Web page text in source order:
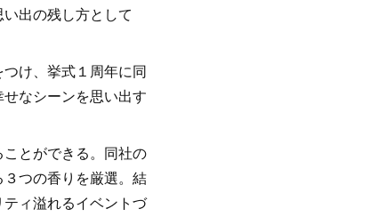
出の残し方として
け、挙式１周年に同
なシーンを思い出す
とができる。同社の
つの香りを厳選。結
ィ溢れるイベントづ